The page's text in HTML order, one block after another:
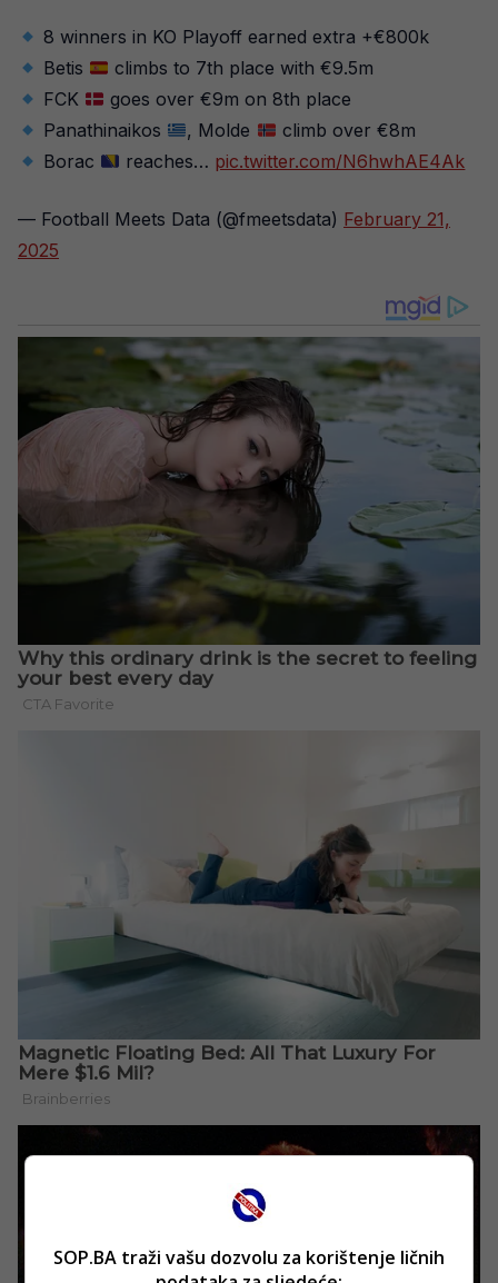
8 winners in KO Playoff earned extra +€800k
Betis
climbs to 7th place with €9.5m
FCK
goes over €9m on 8th place
Panathinaikos
, Molde
climb over €8m
Borac
reaches… pic.twitter.com/N6hwhAE4Ak
— Football Meets Data (@fmeetsdata) February 21,
2025
SOP.BA traži vašu dozvolu za korištenje ličnih